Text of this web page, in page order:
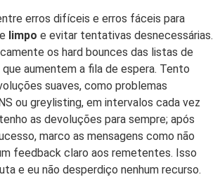
erros difíceis e erros fáceis para
limpo e evitar tentativas desnecessárias.
os hard bounces das listas de
aumentem a fila de espera. Tento
suaves, como problemas
ou greylisting, em intervalos cada vez
as devoluções para sempre; após
marco as mensagens como não
feedback claro aos remetentes. Isso
e eu não desperdiço nenhum recurso.